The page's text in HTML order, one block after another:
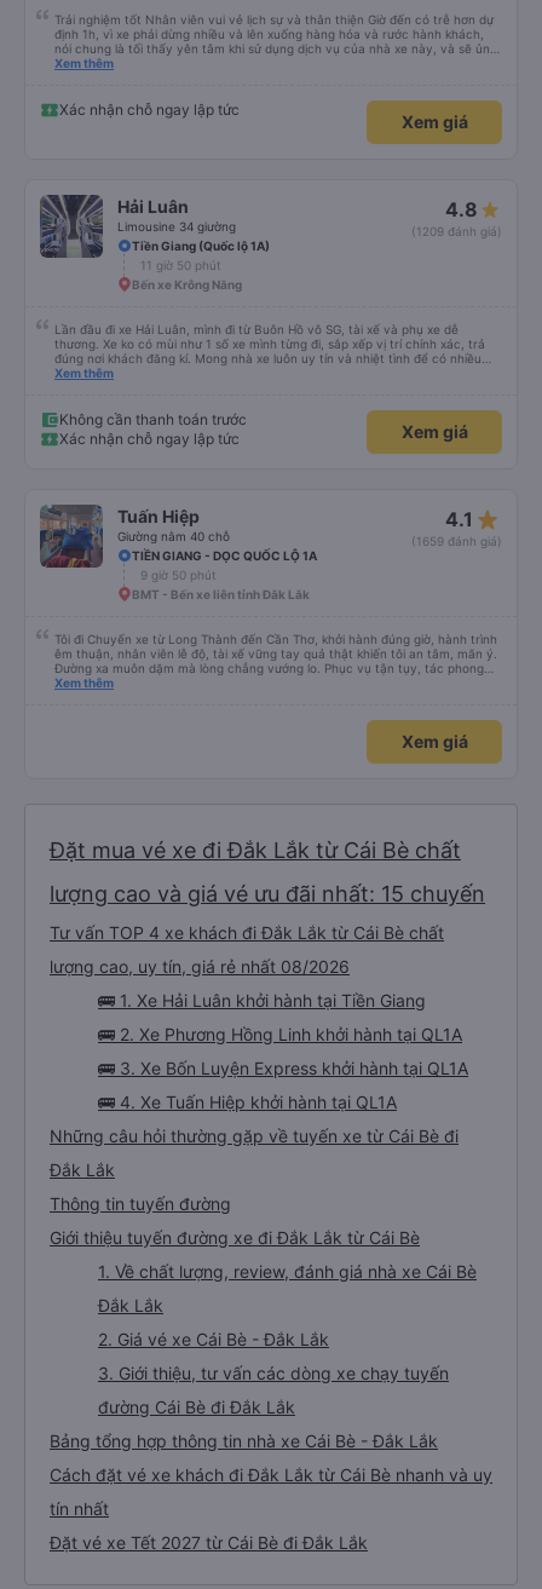
Trải nghiệm tốt Nhân viên vui vẻ lịch sự và thân thiện Giờ đến có trễ hơn dự
định 1h, vì xe phải dừng nhiều và lên xuống hàng hóa và rước hành khách,
nói chung là tối thấy yên tâm khi sử dụng dịch vụ của nhà xe này, và sẽ ủng
hộ và giới thiệu cho người thân sử dụng dịch vụ của nhà xe này
Xem thêm
Xác nhận chỗ ngay lập tức
Xem giá
Hải Luân
Limousine 34 giường
4.8
(1209 đánh giá)
Tiền Giang (Quốc lộ 1A)
11 giờ 50 phút
Bến xe Krông Năng
Lần đầu đi xe Hải Luân, mình đi từ Buôn Hồ vô SG, tài xế và phụ xe dễ
thương. Xe ko có mùi như 1 số xe mình từng đi, sắp xếp vị trí chính xác, trả
đúng nơi khách đăng kí. Mong nhà xe luôn uy tín và nhiệt tình để có nhiều
khách hàng hơn nữa
Xem thêm
Không cần thanh toán trước
Xác nhận chỗ ngay lập tức
Xem giá
Tuấn Hiệp
Giường nằm 40 chỗ
4.1 star_rate
(1659 đánh giá)
TIỀN GIANG - DỌC QUỐC LỘ 1A
9 giờ 50 phút
BMT - Bến xe liên tỉnh Đăk Lăk
Tôi đi Chuyến xe từ Long Thành đến Cần Thơ, khởi hành đúng giờ, hành trình
êm thuận, nhân viên lễ độ, tài xế vững tay quả thật khiến tôi an tâm, mãn ý.
Đường xa muôn dặm mà lòng chẳng vướng lo. Phục vụ tận tụy, tác phong
nghiêm cẩn, hiếm thấy giữa thời buổi kim tiền vội vã. Xã hội loạn đạo. Xin gửi
Xem thêm
Xem giá
Đặt mua vé xe đi Đắk Lắk từ Cái Bè chất
lượng cao và giá vé ưu đãi nhất: 15 chuyến
Tư vấn TOP 4 xe khách đi Đắk Lắk từ Cái Bè chất
lượng cao, uy tín, giá rẻ nhất 08/2026
🚌 1. Xe Hải Luân khởi hành tại Tiền Giang
🚌 2. Xe Phương Hồng Linh khởi hành tại QL1A
🚌 3. Xe Bốn Luyện Express khởi hành tại QL1A
🚌 4. Xe Tuấn Hiệp khởi hành tại QL1A
Những câu hỏi thường gặp về tuyến xe từ Cái Bè đi
Đắk Lắk
Thông tin tuyến đường
Giới thiệu tuyến đường xe đi Đắk Lắk từ Cái Bè
1. Về chất lượng, review, đánh giá nhà xe Cái Bè
Đắk Lắk
2. Giá vé xe Cái Bè - Đắk Lắk
3. Giới thiệu, tư vấn các dòng xe chạy tuyến
đường Cái Bè đi Đắk Lắk
Bảng tổng hợp thông tin nhà xe Cái Bè - Đắk Lắk
Cách đặt vé xe khách đi Đắk Lắk từ Cái Bè nhanh và uy
tín nhất
Đặt vé xe Tết 2027 từ Cái Bè đi Đắk Lắk